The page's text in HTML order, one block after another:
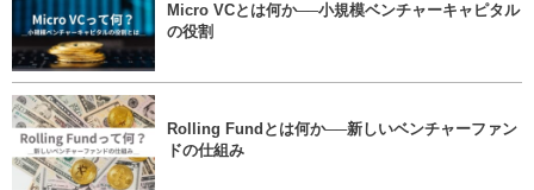
Micro VCとは何か──小規模ベンチャーキャピタル
の役割
Rolling Fundとは何か──新しいベンチャーファン
ドの仕組み